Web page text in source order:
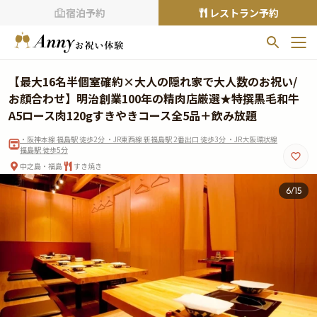
宿泊予約 レストラン予約
お気に入りプラン
お気に入りの登録がありません
プランの をクリックすることで
お気に入りに追加できます。
閲覧履歴
閲覧履歴はありません
過去に見たお店が最大10件まで表示されます。
10件を超えると、古いものから順に削除されます。
TOP
Annyお祝い体験について
Annyお祝いアイテムについて
【最大16名半個室確約×大人の隠れ家で大人数のお祝い/
お顔合わせ】明治創業100年の精肉店厳選★特撰黒毛和牛
A5ロース肉120gすきやきコース全5品＋飲み放題
・阪神本線 福島駅 徒歩2分 ・JR東西線 新福島駅 2番出口 徒歩3分 ・JR大阪環状線
福島駅 徒歩5分
中之島・福島
すき焼き
6/15